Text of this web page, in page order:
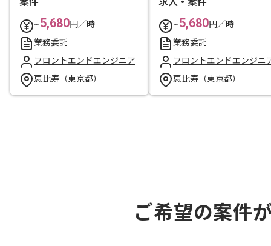
~5,680円／時
業務委託
フロントエンドエンジニア
恵比寿（東京都）
~5,680円／時
業務委託
フロントエンドエンジニ
恵比寿（東京都）
ご希望の案件